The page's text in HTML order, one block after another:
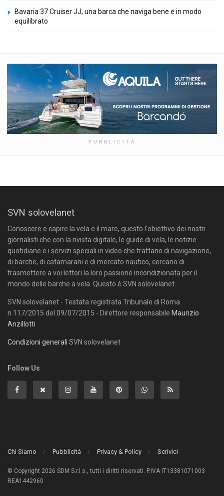
Bavaria 37 Cruiser JJ, una barca che naviga bene e in modo
equilibrato
PUBBLICITÀ
SVN solovelanet
Conoscere e capire la vela e il mare, questo l'obiettivo dei nostri
giornalisti che con la rivista digitale, le guide di vela, le notizie
quotidiane e i servizi speciali in video che trattano di navigazione,
di barche, di catamarani e di mercato nautico, cercano di
trasmettere a voi lettori la loro passione incondizionata per il
mondo delle barche a vela. Questo è SVN solovelanet.
SVN solovelanet - Testata registrata Tribunale di Roma
n.117/2015 del 09/07/2015 - Direttore responsabile Maurizio
Anzillotti
Condizioni generali SVN solovelanet
Follow Us
Chi Siamo Pubblicità Privacy & Policy Scrivici
© Copyright 2026 SDM S.r.l.s., tutti i diritti riservati. P.IVA IT13381071003
REA1442960